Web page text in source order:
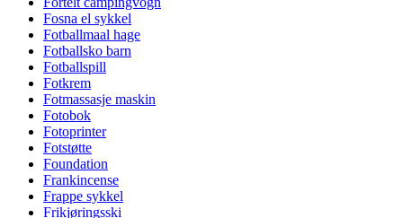
Fosna el sykkel
Fotballmaal hage
Fotballsko barn
Fotballspill
Fotkrem
Fotmassasje maskin
Fotobok
Fotoprinter
Fotstøtte
Foundation
Frankincense
Frappe sykkel
Frikjøringsski